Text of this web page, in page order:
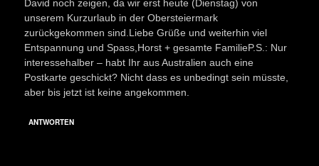
David noch zeigen, da wir erst heute (Dienstag) von
unserem Kurzurlaub in der Obersteiermark
zurückgekommen sind.Liebe Grüße und weiterhin viel
Entspannung und Spass,Horst + gesamte FamilieP.S.: Nur
interessehalber – habt Ihr aus Australien auch eine
Postkarte geschickt? Nicht dass es unbedingt sein müsste,
aber bis jetzt ist keine angekommen.
ANTWORTEN